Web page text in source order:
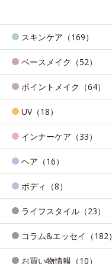
スキンケア（169）
ベースメイク（52）
ポイントメイク（64）
UV（18）
インナーケア（33）
ヘア（16）
ボディ（8）
ライフスタイル（23）
コラム&エッセイ（182）
お買い物情報（10）